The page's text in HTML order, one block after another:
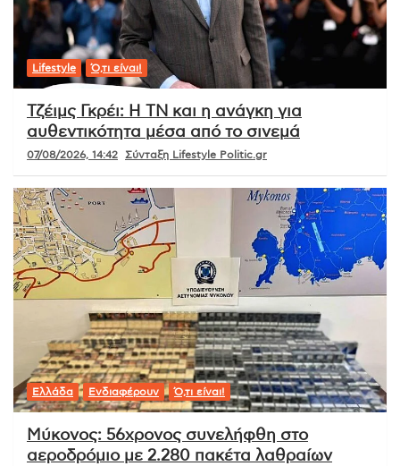
Lifestyle Ό,τι είναι!
Τζέιμς Γκρέι: Η ΤΝ και η ανάγκη για
αυθεντικότητα μέσα από το σινεμά
07/08/2026, 14:42 Σύνταξη Lifestyle Politic.gr
Ελλάδα Ενδιαφέρουν Ό,τι είναι!
Μύκονος: 56χρονος συνελήφθη στο
αεροδρόμιο με 2.280 πακέτα λαθραίων